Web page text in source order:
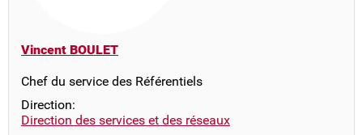
Vincent BOULET
Chef du service des Référentiels
Direction:
Direction des services et des réseaux